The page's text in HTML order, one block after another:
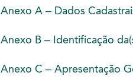
Anexo A – Dados
Anexo B – Identificação
Anexo C – Apresentação